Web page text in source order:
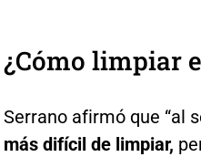
¿Cómo limpiar
Serrano afirmó que “al
más difícil de limpiar,